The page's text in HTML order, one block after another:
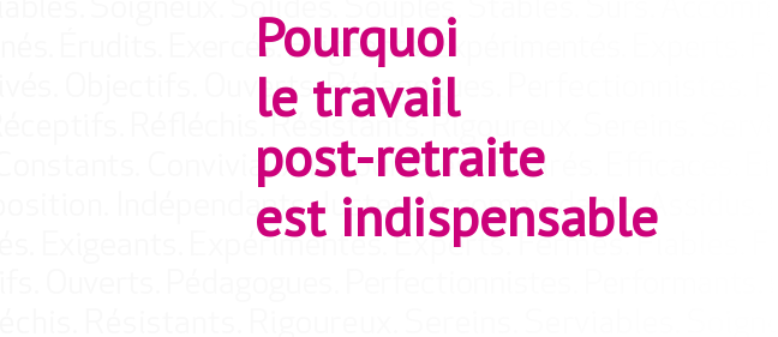
Pourquoi
le travail
post-retraite
est indispensable